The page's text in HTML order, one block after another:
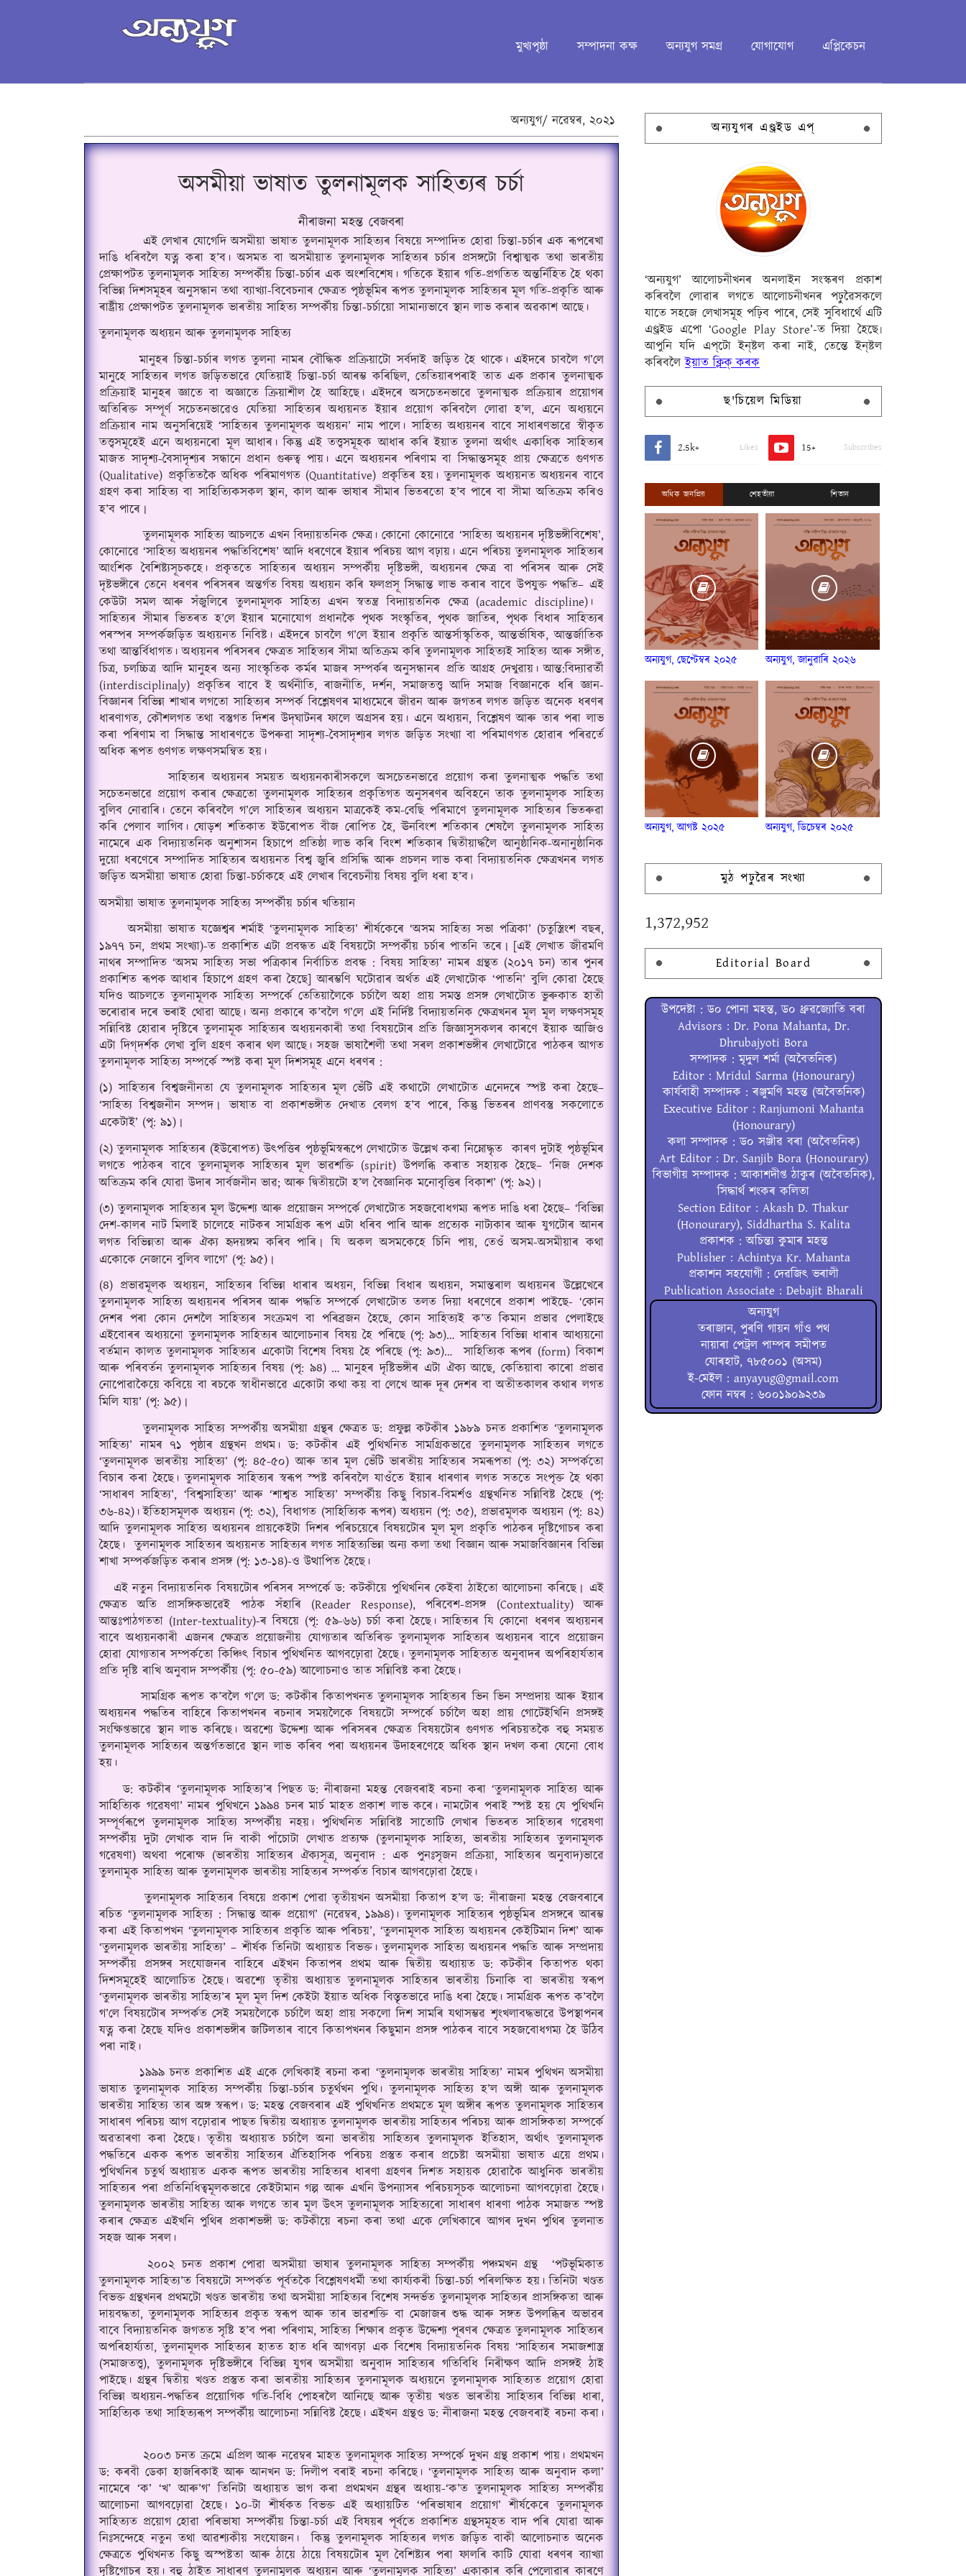
মুখ্যপৃষ্ঠা সম্পাদনা কক্ষ অন্যযুগ সমগ্ৰ যোগাযোগ এপ্লিকেচন
অন্যযুগ/নৱেম্বৰ,২০২১
অসমীয়া ভাষাত তুলনামূলক সাহিত্যৰ চর্চা
নীৰাজনা মহন্ত বেজবৰা
এই লেখাৰ যোগেদি অসমীয়া ভাষাত তুলনামূলক সাহিত্যৰ বিষয়ে সম্পাদিত হোৱা চিন্তা-চর্চাৰ এক ৰূপৰেখা
দাঙি ধৰিবলৈ যত্ন কৰা হ’ব। অসমত বা অসমীয়াত তুলনামূলক সাহিত্যৰ চর্চাৰ প্রসঙ্গটো বিশ্বাত্মক তথা ভাৰতীয়
প্রেক্ষাপটত তুলনামূলক সাহিত্য সম্পর্কীয় চিন্তা-চর্চাৰ এক অংশবিশেষ । গতিকে ইয়াৰ গতি-প্রগতিত অন্তর্নিহিত হৈ থকা
বিভিন্ন দিশসমূহৰ অনুসন্ধান তথা ব্যাখ্যা-বিবেচনাৰ ক্ষেত্ৰত পৃষ্ঠভূমিৰ ৰূপত তুলনামূলক সাহিত্যৰ মূল গতি-প্রকৃতি আৰু
ৰাষ্ট্ৰীয় প্রেক্ষাপটত তুলনামূলক ভাৰতীয় সাহিত্য সম্পর্কীয় চিন্তা-চর্চায়ো সামান্যভাবে স্থান লাভ কৰাৰ অৱকাশ আছে।
তুলনামূলক অধ্যয়ন আৰু তুলনামূলক সাহিত্য
মানুহৰ চিন্তা-চর্চাৰ লগত তুলনা নামৰ বৌদ্ধিক প্রক্ৰিয়াটো সর্বদাই জড়িত হৈ থাকে। এইদৰে চাবলৈ গ’লে
মানুহে সাহিত্যৰ লগত জড়িতভাৱে যেতিয়াই চিন্তা-চর্চা আৰম্ভ কৰিছিল, তেতিয়াৰপৰাই তাত এক প্ৰকাৰ তুলনাত্মক
প্রক্ৰিয়াই মানুহৰ জ্ঞাতে বা অজ্ঞাতে ক্ৰিয়াশীল হৈ আহিছে। এইদৰে অসচেতনভাৱে তুলনাত্মক প্রক্ৰিয়াৰ প্রয়োগৰ
অতিৰিক্ত সম্পূর্ণ সচেতনভাৱেও যেতিয়া সাহিত্যৰ অধ্যয়নত ইয়াৰ প্রয়োগ কৰিবলৈ লোৱা হ’ল, এনে অধ্যয়নে
প্রক্ৰিয়াৰ নাম অনুসৰিয়েই ‘সাহিত্যৰ তুলনামূলক অধ্যয়ন’ নাম পালে। সাহিত্য অধ্যয়নৰ বাবে সাধাৰণভাৱে স্বীকৃত
তত্ত্বসমূহেই এনে অধ্যয়নৰো মূল আধাৰ। কিন্তু এই তত্ত্বসমূহক আধাৰ কৰি ইয়াত তুলনা অর্থাৎ একাধিক সাহিত্যৰ
মাজত সাদৃশ্য-বৈসাদৃশ্যৰ সন্ধানে প্রধান গুৰুত্ব পায়। এনে অধ্যয়নৰ পৰিণাম বা সিদ্ধান্তসমূহ প্রায় ক্ষেত্ৰতে গুণগত
(Qualitative) প্রকৃতিতকৈ অধিক পৰিমাণগত (Quantitative) প্রকৃতিৰ হয়। তুলনামূলক অধ্যয়নত অধ্যয়নৰ বাবে
গ্রহণ কৰা সাহিত্য বা সাহিত্যিকসকল স্থান, কাল আৰু ভাষাৰ সীমাৰ ভিতৰতো হ’ব পাৰে বা সীমা অতিক্ৰম কৰিও
হ’ব পাৰে ।
তুলনামূলক সাহিত্য আচলতে এখন বিদ্যায়তনিক ক্ষেত্ৰ। কোনো কোনোৱে ‘সাহিত্য অধ্যয়নৰ দৃষ্টিভঙ্গীবিশেষ’,
কোনোৱে ‘সাহিত্য অধ্যয়নৰ পদ্ধতিবিশেষ’ আদি ধৰণেৰে ইয়াৰ পৰিচয় আগ বঢ়ায়। এনে পৰিচয় তুলনামূলক সাহিত্যৰ
আংশিক বৈশিষ্ট্যসূচকহে। প্রকৃততে সাহিত্যৰ অধ্যয়ন সম্পর্কীয় দৃষ্টিভঙ্গী, অধ্যয়নৰ ক্ষেত্ৰ বা পৰিসৰ আৰু সেই
দৃষ্টভঙ্গীৰে তেনে ধৰণৰ পৰিসৰৰ অন্তর্গত বিষয় অধ্যয়ন কৰি ফলপ্রসূ সিদ্ধান্ত লাভ কৰাৰ বাবে উপযুক্ত পদ্ধতি– এই
কেউটা সমল আৰু সঁজুলিৰে তুলনামূলক সাহিত্য এখন স্বতন্ত্ৰ বিদ্যায়তনিক ক্ষেত্ৰ (academic discipline)।
সাহিত্যৰ সীমাৰ ভিতৰত হ’লে ইয়াৰ মনোযোগ প্রধানকৈ পৃথক সংস্কৃতিৰ, পৃথক জাতিৰ, পৃথক বিধাৰ সাহিত্যৰ
পৰস্পৰ সম্পর্কজড়িত অধ্যয়নত নিবিষ্ট। এইদৰে চাবলৈ গ’লে ইয়াৰ প্রকৃতি আন্তর্সাস্কৃতিক, আন্তর্ভাষিক, আন্তর্জাতিক
তথা আন্তর্বিধাগত। অধ্যয়নৰ পৰিসৰৰ ক্ষেত্রত সাহিত্যৰ সীমা অতিক্রম কৰি তুলনামূলক সাহিত্যই সাহিত্য আৰু সঙ্গীত,
চিত্ৰ, চলচ্চিত্ৰ আদি মানুহৰ অন্য সাংস্কৃতিক কর্মৰ মাজৰ সম্পর্কৰ অনুসন্ধানৰ প্রতি আগ্ৰহ দেখুৱায়। আন্ত:বিদ্যাৱর্তী
(interdisciplina|y) প্রকৃতিৰ বাবে ই অর্থনীতি, ৰাজনীতি, দর্শন, সমাজতত্ত্ব আদি সমাজ বিজ্ঞানকে ধৰি জ্ঞান-
বিজ্ঞানৰ বিভিন্ন শাখাৰ লগতো সাহিত্যৰ সম্পর্ক বিশ্লেষণৰ মাধ্যমেৰে জীৱন আৰু জগতৰ লগত জড়িত অনেক ধৰণৰ
ধাৰণাগত, কৌশলগত তথা বস্তুগত দিশৰ উদ্‌ঘাটনৰ ফালে অগ্রসৰ হয়। এনে অধ্যয়ন, বিশ্লেষণ আৰু তাৰ পৰা লাভ
কৰা পৰিণাম বা সিদ্ধান্ত সাধাৰণতে উপৰুৱা সাদৃশ্য-বৈসাদৃশ্যৰ লগত জড়িত সংখ্যা বা পৰিমাণগত হোৱাৰ পৰিৱর্তে
অধিক ৰূপত গুণগত লক্ষণসমন্বিত হয় ।
সাহিত্যৰ অধ্যয়নৰ সময়ত অধ্যয়নকাৰীসকলে অসচেতনভাৱে প্রয়োগ কৰা তুলনাত্মক পদ্ধতি তথা
সচেতনভাৱে প্রয়োগ কৰাৰ ক্ষেত্ৰতো তুলনামূলক সাহিত্যৰ প্রকৃতিগত অনুসৰণৰ অবিহনে তাক তুলনামূলক সাহিত্য
বুলিব নোৱাৰি। তেনে কৰিবলৈ গ’লে সাহিত্যৰ অধ্যয়ন মাত্ৰকেই কম-বেছি পৰিমাণে তুলনামূলক সাহিত্যৰ ভিতৰুৱা
কৰি পেলাব লাগিব। ষোড়শ শতিকাত ইউৰোপত বীজ ৰোপিত হৈ, ঊনবিংশ শতিকাৰ শেষলৈ তুলনামূলক সাহিত্য
নামেৰে এক বিদ্যায়তনিক অনুশাসন হিচাপে প্রতিষ্ঠা লাভ কৰি বিংশ শতিকাৰ দ্বিতীয়ার্দ্ধলৈ আনুষ্ঠানিক-অনানুষ্ঠানিক
দুয়ো ধৰণেৰে সম্পাদিত সাহিত্যৰ অধ্যয়নত বিশ্ব জুৰি প্রসিদ্ধি আৰু প্রচলন লাভ কৰা বিদ্যায়তনিক ক্ষেত্ৰখনৰ লগত
জড়িত অসমীয়া ভাষাত হোৱা চিন্তা-চর্চাকহে এই লেখাৰ বিবেচনীয় বিষয় বুলি ধৰা হ’ব ।
অসমীয়া ভাষাত তুলনামূলক সাহিত্য সম্পর্কীয় চর্চাৰ খতিয়ান
অসমীয়া ভাষাত যজ্ঞেশ্বৰ শর্মাই ‘তুলনামূলক সাহিত্য’ শীর্ষকেৰে ‘অসম সাহিত্য সভা পত্ৰিকা’ (চতুস্ত্ৰিংশ বছৰ,
১৯৭৭ চন, প্রথম সংখ্যা)-ত প্রকাশিত এটা প্রবন্ধত এই বিষয়টো সম্পর্কীয় চর্চাৰ পাতনি তৰে। [এই লেখাত জীৱমণি
নাথৰ সম্পাদিত ‘অসম সাহিত্য সভা পত্ৰিকাৰ নির্বাচিত প্রবন্ধ : বিষয় সাহিত্য’ নামৰ গ্ৰন্থত (২০১৭ চন) তাৰ পুনৰ
প্রকাশিত ৰূপক আধাৰ হিচাপে গ্রহণ কৰা হৈছে] আৰম্ভণি ঘটোৱাৰ অর্থত এই লেখাটোক ‘পাতনি’ বুলি কোৱা হৈছে
যদিও আচলতে তুলনামূলক সাহিত্য সম্পর্কে তেতিয়ালৈকে চর্চালৈ অহা প্রায় সমস্ত প্রসঙ্গ লেখাটোত ভুৰুকাত হাতী
ভৰোৱাৰ দৰে ভৰাই থোৱা আছে। অন্য প্রকাৰে ক’বলৈ গ’লে এই নির্দিষ্ট বিদ্যায়তনিক ক্ষেত্ৰখনৰ মূল মূল লক্ষণসমূহ
সন্নিবিষ্ট হোৱাৰ দৃষ্টিৰে তুলনামূক সাহিত্যৰ অধ্যয়নকাৰী তথা বিষয়টোৰ প্রতি জিজ্ঞাসুসকলৰ কাৰণে ইয়াক আজিও
এটা দিগ্‌দর্শক লেখা বুলি গ্ৰহণ কৰাৰ থল আছে। সহজ ভাষাশৈলী তথা সৰল প্রকাশভঙ্গীৰ লেখাটোৱে পাঠকৰ আগত
তুলনামূলক সাহিত্য সম্পর্কে স্পষ্ট কৰা মূল দিশসমূহ এনে ধৰণৰ :
(১) সাহিত্যৰ বিশ্বজনীনতা যে তুলনামূলক সাহিত্যৰ মূল ভেঁটি এই কথাটো লেখাটোত এনেদৰে স্পষ্ট কৰা হৈছে–
‘সাহিত্য বিশ্বজনীন সম্পদ ।
ভাষাত বা প্রকাশভঙ্গীত দেখাত বেলগ হ’ব পাৰে, কিন্তু ভিতৰৰ প্রাণবস্তু সকলোতে
একেটাই’ (পৃ: ৯১) ।
(২) তুলনামূলক সাহিত্যৰ (ইউৰোপত) উৎপত্তিৰ পৃষ্ঠভূমিস্বৰূপে লেখাটোত উল্লেখ কৰা নিম্নোদ্ধৃত  কাৰণ দুটাই পৃষ্ঠভূমিৰ
লগতে পাঠকৰ বাবে তুলনামূলক সাহিত্যৰ মূল ভাৱশক্তি (spirit) উপলব্ধি কৰাত সহায়ক হৈছে– ‘নিজ দেশক
অতিক্ৰম কৰি যোৱা উদাৰ সার্বজনীন ভাৱ; আৰু দ্বিতীয়টো হ’ল বৈজ্ঞানিক মনোবৃত্তিৰ বিকাশ’ (পৃ: ৯২) ।
(৩) তুলনামূলক সাহিত্যৰ মূল উদ্দেশ্য আৰু প্রয়োজন সম্পর্কে লেখাটোত সহজবোধগম্য ৰূপত দাঙি ধৰা হৈছে– ‘বিভিন্ন
দেশ-কালৰ নাট মিলাই চালেহে নাটকৰ সামগ্ৰিক ৰূপ এটা ধৰিব পাৰি আৰু প্রত্যেক নাট্যকাৰ আৰু যুগটোৰ আনৰ
লগত বিভিন্নতা আৰু ঐক্য হৃদয়ঙ্গম কৰিব পাৰি ।
যি অকল অসমকেহে চিনি পায়, তেওঁ অসম-অসমীয়াৰ কথা
একোকে নেজানে বুলিব লাগে’ (পৃ: ৯৫) ।
(৪) প্রভাৱমূলক অধ্যয়ন, সাহিত্যৰ বিভিন্ন ধাৰাৰ অধয়ন, বিভিন্ন বিধাৰ অধ্যয়ন, সমান্তৰাল অধ্যয়নৰ উল্লেখেৰে
তুলনামূলক সাহিত্য অধ্যয়নৰ পৰিসৰ আৰু পদ্ধতি সম্পর্কে লেখাটোত তলত দিয়া ধৰণেৰে প্রকাশ পাইছে- ‘কোন
দেশৰ পৰা কোন দেশলৈ সাহিত্যৰ সংক্ৰমণ বা পৰিব্ৰজন হৈছে, কোন সাহিত্যই ক’ত কিমান প্রভাৱ পেলাইছে
এইবোৰৰ অধ্যয়নো তুলনামূলক সাহিত্যৰ আলোচনাৰ বিষয় হৈ পৰিছে (পৃ: ৯৩)… সাহিত্যৰ বিভিন্ন ধাৰাৰ আধ্যয়নো
বর্তমান কালত তুলনামূলক সাহিত্যৰ একোটা বিশেষ বিষয় হৈ পৰিছে (পৃ: ৯৩)…  সাহিত্যিক ৰূপৰ (form) বিকাশ
আৰু পৰিবর্তন তুলনামূলক সাহিত্যৰ বিষয় (পৃ: ৯৪) … মানুহৰ দৃষ্টিভঙ্গীৰ এটা ঐক্য আছে, কেতিয়াবা কাৰো প্রভাৱ
নোপোৱাকৈয়ে কবিয়ে বা ৰচকে স্বাধীনভাৱে একোটা কথা কয় বা লেখে আৰু দূৰ দেশৰ বা অতীতকালৰ কথাৰ লগত
মিলি যায়’ (পৃ: ৯৫) ।
তুলনামূলক সাহিত্য সম্পর্কীয় অসমীয়া গ্রন্থৰ ক্ষেত্রত ড: প্রফুল্ল কটকীৰ ১৯৮৯ চনত প্রকাশিত ‘তুলনামূলক
সাহিত্য’ নামৰ ৭১ পৃষ্ঠাৰ গ্ৰন্থখন প্রথম। ড: কটকীৰ এই পুথিখনিত সামগ্ৰিকভাৱে তুলনামূলক সাহিত্যৰ লগতে
‘তুলনামূলক ভাৰতীয় সাহিত্য’ (পৃ: ৪৫-৫০) আৰু তাৰ মূল ভেঁটি ভাৰতীয় সাহিত্যৰ সমৰূপতা (পৃ: ৩২) সম্পর্কতো
বিচাৰ কৰা হৈছে। তুলনামূলক সাহিত্যৰ স্বৰূপ স্পষ্ট কৰিবলৈ যাওঁতে ইয়াৰ ধাৰণাৰ লগত সততে সংপৃক্ত হৈ থকা
‘সাধাৰণ সাহিত্য’, ‘বিশ্বসাহিত্য’ আৰু ‘শাশ্বত সাহিত্য’ সম্পর্কীয় কিছু বিচাৰ-বিমর্শও গ্ৰন্থখনিত সন্নিবিষ্ট হৈছে (পৃ:
৩৬-৪২) ।ইতিহাসমূলক অধ্যয়ন (পৃ: ৩২), বিধাগত (সাহিত্যিক ৰূপৰ) অধ্যয়ন (পৃ: ৩৫), প্রভাৱমূলক অধ্যয়ন (পৃ: ৪২)
আদি তুলনামূলক সাহিত্য অধ্যয়নৰ প্রায়কেইটা দিশৰ পৰিচয়েৰে বিষয়টোৰ মূল মূল প্রকৃতি পাঠকৰ দৃষ্টিগোচৰ কৰা
হৈছে।  তুলনামূলক সাহিত্যৰ অধ্যয়নত সাহিত্যৰ লগত সাহিত্যভিন্ন অন্য কলা তথা বিজ্ঞান আৰু সমাজবিজ্ঞানৰ বিভিন্ন
শাখা সম্পর্কজড়িত কৰাৰ প্রসঙ্গ (পৃ: ১৩-১৪)-ও উত্থাপিত হৈছে।
এই নতুন বিদ্যায়তনিক বিষয়টোৰ পৰিসৰ সম্পর্কে ড: কটকীয়ে পুথিখনিৰ কেইবা ঠাইতো আলোচনা কৰিছে । এই
ক্ষেত্ৰত অতি প্রাসঙ্গিকভাৱেই পাঠক সঁহাৰি (Reader Response), পৰিবেশ-প্রসঙ্গ (Contextuality) আৰু
আন্তঃপাঠগততা (Inter-textuality)-ৰ বিষয়ে (পৃ: ৫৯-৬৬) চর্চা কৰা হৈছে। সাহিত্যৰ যি কোনো ধৰণৰ অধ্যয়নৰ
বাবে অধ্যয়নকাৰী এজনৰ ক্ষেত্ৰত প্রয়োজনীয় যোগ্যতাৰ অতিৰিক্ত তুলনামূলক সাহিত্যৰ অধ্যয়নৰ বাবে প্রয়োজন
হোৱা যোগ্যতাৰ সম্পর্কতো কিঞ্চিৎ বিচাৰ পুথিখনিত আগবঢ়োৱা হৈছে। তুলনামূলক সাহিত্যত অনুবাদৰ অপৰিহার্যতাৰ
প্রতি দৃষ্টি ৰাখি অনুবাদ সম্পর্কীয় (পৃ: ৫০-৫৯) আলোচনাও তাত সন্নিবিষ্ট কৰা হৈছে।
সামগ্ৰিক ৰূপত ক’বলৈ গ’লে ড: কটকীৰ কিতাপখনত তুলনামূলক সাহিত্যৰ ভিন ভিন সম্প্রদায় আৰু ইয়াৰ
অধ্যয়নৰ পদ্ধতিৰ বাহিৰে কিতাপখনৰ ৰচনাৰ সময়লৈকে বিষয়টো সম্পর্কে চর্চালৈ অহা প্রায় গোটেইখিনি প্রসঙ্গই
সংক্ষিপ্তভাৱে স্থান লাভ কৰিছে। অৱশ্যে উদ্দেশ্য আৰু পৰিসৰৰ ক্ষেত্ৰত বিষয়টোৰ গুণগত পৰিচয়তকৈ বহু সময়ত
তুলনামূলক সাহিত্যৰ অন্তর্গতভাৱে স্থান লাভ কৰিব পৰা অধ্যয়নৰ উদাহৰণেহে অধিক স্থান দখল কৰা যেনো বোধ
হয় ।
ড: কটকীৰ ‘তুলনামূলক সাহিত্য’ৰ পিছত ড: নীৰাজনা মহন্ত বেজবৰাই ৰচনা কৰা ‘তুলনামূলক সাহিত্য আৰু
সাহিত্যিক গৱেষণা’ নামৰ পুথিখনে ১৯৯৪ চনৰ মার্চ মাহত প্রকাশ লাভ কৰে । নামটোৰ পৰাই স্পষ্ট হয় যে পুথিখনি
সম্পূর্ণৰূপে তুলনামূলক সাহিত্য সম্পর্কীয় নহয় । পুথিখনিত সন্নিবিষ্ট সাতোটি লেখাৰ ভিতৰত সাহিত্যৰ গৱেষণা
সম্পর্কীয় দুটা লেখাক বাদ দি বাকী পাঁচোটা লেখাত প্রত্যক্ষ (তুলনামূলক সাহিত্য, ভাৰতীয় সাহিত্যৰ তুলনামূলক
গৱেষণা) অথবা পৰোক্ষ (ভাৰতীয় সাহিত্যৰ ঐক্যসূত্ৰ, অনুবাদ : এক পুনঃসৃজন প্রক্ৰিয়া, সাহিত্যৰ অনুবাদ)ভাৱে
তুলনামূক সাহিত্য আৰু তুলনামূলক ভাৰতীয় সাহিত্যৰ সম্পর্কত বিচাৰ আগবঢ়োৱা হৈছে।
তুলনামূলক সাহিত্যৰ বিষয়ে প্রকাশ পোৱা তৃতীয়খন অসমীয়া কিতাপ হ’ল ড: নীৰাজনা মহন্ত বেজবৰাৰে
ৰচিত ‘তুলনামূলক সাহিত্য : সিদ্ধান্ত আৰু প্রয়োগ’ (নৱেম্বৰ, ১৯৯৪) । তুলনামূলক সাহিত্যৰ পৃষ্ঠভূমিৰ প্রসঙ্গৰে আৰম্ভ
কৰা এই কিতাপখন ‘তুলনামূলক সাহিত্যৰ প্রকৃতি আৰু পৰিচয়’, ‘তুলনামূলক সাহিত্য অধ্যয়নৰ কেইটিমান দিশ’ আৰু
‘তুলনামূলক ভাৰতীয় সাহিত্য’ – শীর্ষক তিনিটা অধ্যায়ত বিভক্ত। তুলনামূলক সাহিত্য অধ্যয়নৰ পদ্ধতি আৰু সম্প্রদায়
সম্পর্কীয় প্রসঙ্গৰ সংযোজনৰ বাহিৰে এইখন কিতাপৰ প্রথম আৰু দ্বিতীয় অধ্যায়ত ড: কটকীৰ কিতাপত থকা
দিশসমূহেই আলোচিত হৈছে। অৱশ্যে তৃতীয় অধ্যায়ত তুলনামূলক সাহিত্যৰ ভাৰতীয় চিনাকি বা ভাৰতীয় স্বৰূপ
‘তুলনামূলক ভাৰতীয় সাহিত্য’ৰ মূল মূল দিশ কেইটা ইয়াত অধিক বিস্তৃতভাৱে দাঙি ধৰা হৈছে। সামগ্ৰিক ৰূপত ক’বলৈ
গ’লে বিষয়টোৰ সম্পর্কত সেই সময়লৈকে চর্চালৈ অহা প্রায় সকলো দিশ সামৰি যথাসম্ভৱ শৃংখলাবদ্ধভাৱে উপস্থাপনৰ
যত্ন কৰা হৈছে যদিও প্রকাশভঙ্গীৰ জটিলতাৰ বাবে কিতাপখনৰ কিছুমান প্রসঙ্গ পাঠকৰ বাবে সহজবোধগম্য হৈ উঠিব
পৰা নাই ।
১৯৯৯ চনত প্রকাশিত এই একে লেখিকাই ৰচনা কৰা ‘তুলনামূলক ভাৰতীয় সাহিত্য’ নামৰ পুথিখন অসমীয়া
ভাষাত তুলনামূলক সাহিত্য সম্পর্কীয় চিন্তা-চর্চাৰ চতুর্থখন পুথি। তুলনামূলক সাহিত্য হ’ল অঙ্গী আৰু তুলনামূলক
ভাৰতীয় সাহিত্য তাৰ অঙ্গ স্বৰূপ। ড: মহন্ত বেজবৰাৰ এই পুথিখনিত প্রথমতে মূল অঙ্গীৰ ৰূপত তুলনামূলক সাহিত্যৰ
সাধাৰণ পৰিচয় আগ বঢ়োৱাৰ পাছত দ্বিতীয় অধ্যায়ত তুলনামূলক ভাৰতীয় সাহিত্যৰ পৰিচয় আৰু প্রাসঙ্গিকতা সম্পর্কে
অৱতাৰণা কৰা হৈছে। তৃতীয় অধ্যায়ত চর্চালৈ অনা ভাৰতীয় সাহিত্যৰ তুলনামূলক ইতিহাস, অর্থাৎ তুলনামূলক
পদ্ধতিৰে একক ৰূপত ভাৰতীয় সাহিত্যৰ ঐতিহাসিক পৰিচয় প্রস্তুত কৰাৰ প্রচেষ্টা অসমীয়া ভাষাত এয়ে প্রথম।
পুথিখনিৰ চতুর্থ অধ্যায়ত একক ৰূপত ভাৰতীয় সাহিত্যৰ ধাৰণা গ্ৰহণৰ দিশত সহায়ক হোৱাকৈ আধুনিক ভাৰতীয়
সাহিত্যৰ পৰা প্রতিনিধিত্বমূলকভাৱে কেইটামান গল্প আৰু এখনি উপন্যাসৰ পৰিচয়সূচক আলোচনা আগবঢ়োৱা হৈছে।
তুলনামূলক ভাৰতীয় সাহিত্য আৰু লগতে তাৰ মূল উৎস তুলনামূলক সাহিত্যৰো সাধাৰণ ধাৰণা পাঠক সমাজত স্পষ্ট
কৰাৰ ক্ষেত্ৰত এইখনি পুথিৰ প্রকাশভঙ্গী ড: কটকীয়ে ৰচনা কৰা তথা একে লেখিকাৰে আগৰ দুখন পুথিৰ তুলনাত
সহজ আৰু সৰল ।
২০০২ চনত প্রকাশ পোৱা অসমীয়া ভাষাৰ তুলনামূলক সাহিত্য সম্পর্কীয় পঞ্চমখন গ্ৰন্থ  ‘পটভূমিকাত
তুলনামূলক সাহিত্য’ত বিষয়টো সম্পর্কত পূর্বতকৈ বিশ্লেষণধর্মী তথা কার্য্যকৰী চিন্তা-চর্চা পৰিলক্ষিত হয়। তিনিটা খণ্ডত
বিভক্ত গ্ৰন্থখনৰ প্রথমটো খণ্ডত ভাৰতীয় তথা অসমীয়া সাহিত্যৰ বিশেষ সন্দর্ভত তুলনামূলক সাহিত্যৰ প্রাসঙ্গিকতা আৰু
দায়বদ্ধতা, তুলনামূলক সাহিত্যৰ প্রকৃত স্বৰূপ আৰু তাৰ ভাৱশক্তি বা মেজাজৰ শুদ্ধ আৰু সঙ্গত উপলব্ধিৰ অভাৱৰ
বাবে বিদ্যায়তনিক জগতত সৃষ্টি হ’ব পৰা পৰিণাম, সাহিত্য শিক্ষাৰ প্রকৃত উদ্দেশ্য পূৰণৰ ক্ষেত্ৰত তুলনামূলক সাহিত্যৰ
অপৰিহার্য্যতা, তুলনামূলক সাহিত্যৰ হাতত হাত ধৰি আগবঢ়া এক বিশেষ বিদ্যায়তনিক বিষয় ‘সাহিত্যৰ সমাজশাস্ত্ৰ
(সমাজতত্ত্ব), তুলনামূলক দৃষ্টিভঙ্গীৰে বিভিন্ন যুগৰ অসমীয়া অনুবাদ সাহিত্যৰ গতিবিধি নিৰীক্ষণ আদি প্রসঙ্গই ঠাই
পাইছে। গ্ৰন্থৰ দ্বিতীয় খণ্ডত প্রস্তুত কৰা ভাৰতীয় সাহিত্যৰ তুলনামূলক অধ্যয়নে তুলনামূলক সাহিত্যত প্রয়োগ হোৱা
বিভিন্ন অধ্যয়ন-পদ্ধতিৰ প্রয়োগিক গতি-বিধি পোহৰলৈ আনিছে আৰু তৃতীয় খণ্ডত ভাৰতীয় সাহিত্যৰ বিভিন্ন ধাৰা,
সাহিত্যিক তথা সাহিত্যৰূপ সম্পর্কীয় আলোচনা সন্নিবিষ্ট হৈছে। এইখন গ্ৰন্থও ড: নীৰাজনা মহন্ত বেজবৰাই ৰচনা কৰা।
২০০৩ চনত ক্ৰমে এপ্ৰিল আৰু নৱেম্বৰ মাহত তুলনামূলক সাহিত্য সম্পর্কে দুখন গ্ৰন্থ প্রকাশ পায়। প্রথমখন
ড: কৰবী ডেকা হাজৰিকাই আৰু আনখন ড: দিলীপ বৰাই ৰচনা কৰিছে। ‘তুলনামূলক সাহিত্য আৰু অনুবাদ কলা’
নামেৰে ‘ক’ ‘খ’ আৰু’গ’ তিনিটা অধ্যায়ত ভাগ কৰা প্রথমখন গ্ৰন্থৰ অধ্যায়-‘ক’ত তুলনামূলক সাহিত্য সম্পর্কীয়
আলোচনা আগবঢ়োৱা হৈছে। ১০-টা শীর্ষকত বিভক্ত এই অধ্যায়টিত ‘পৰিভাষাৰ প্রয়োগ’ শীর্ষকেৰে তুলনামূলক
সাহিত্যত প্রয়োগ হোৱা পৰিভাষা সম্পর্কীয় চিন্তা-চর্চা এই বিষয়ৰ পূর্বতে প্রকাশিত গ্ৰন্থসমূহত বাদ পৰি যোৱা আৰু
নিঃসন্দেহে নতুন তথা আৱশ্যকীয় সংযোজন।  কিন্তু তুলনামূলক সাহিত্যৰ লগত জড়িত বাকী আলোচনাত অনেক
ক্ষেত্ৰতে পুথিখনত কিছু অস্পষ্টতা আৰু ঠায়ে ঠায়ে বিষয়টোৰ মূল বৈশিষ্ট্যৰ পৰা ফালৰি কাটি যোৱা ধৰণৰ ব্যাখ্যা
দৃষ্টিগোচৰ হয়। বহু ঠাইত সাধাৰণ তুলনামূলক অধ্যয়ন আৰু ‘তুলনামূলক সাহিত্য’ একাকাৰ কৰি পেলোৱাৰ কাৰণে
অন্যযুগৰ এণ্ড্ৰইড এপ্
‘অন্যযুগ’ আলোচনীখনৰ অনলাইন সংস্কৰণ প্ৰকাশ
কৰিবলৈ লোৱাৰ লগতে আলোচনীখনৰ পঢ়ুৱৈসকলে
যাতে সহজে লেখাসমূহ পঢ়িব পাৰে, সেই সুবিধাৰ্থে এটি
এণ্ড্ৰইড এপো ‘Google Play Store’-ত দিয়া হৈছে৷
আপুনি যদি এপ্‌টো ইন্‌ষ্টল কৰা নাই, তেন্তে ইন্‌ষ্টল
কৰিবলৈইয়াত ক্লিক্ কৰক
ছ'চিয়েল মিডিয়া
2.5k+ Likes 15+ Subscribes
অধিক জনপ্ৰিয় শেহতীয়া শিতান
অন্যযুগ, ছেপ্টেম্বৰ ২০২৫ অন্যযুগ, জানুৱাৰি ২০২৬
অন্যযুগ, আগষ্ট ২০২৫ অন্যযুগ, ডিচেম্বৰ ২০২৫
মুঠ পঢ়ুৱৈৰ সংখ্যা
1,372,952
Editorial Board
উপদেষ্টা : ড০ পোনা মহন্ত, ড০ ধ্ৰুৱজ্যোতি বৰা
Advisors : Dr. Pona Mahanta, Dr.
Dhrubajyoti Bora
সম্পাদক : মৃদুল শৰ্মা (অবৈতনিক)
Editor : Mridul Sarma (Honourary)
কাৰ্যবাহী সম্পাদক : ৰঞ্জুমণি মহন্ত (অবৈতনিক)
Executive Editor : Ranjumoni Mahanta
(Honourary)
কলা সম্পাদক : ড০ সঞ্জীৱ বৰা (অবৈতনিক)
Art Editor : Dr. Sanjib Bora (Honourary)
বিভাগীয় সম্পাদক : আকাশদীপ্ত ঠাকুৰ (অবৈতনিক),
সিদ্ধাৰ্থ শংকৰ কলিতা
Section Editor : Akash D. Thakur
(Honourary), Siddhartha S. Kalita
প্ৰকাশক : অচিন্ত্য কুমাৰ মহন্ত
Publisher : Achintya Kr. Mahanta
প্ৰকাশন সহযোগী : দেৱজিৎ ভৰালী
Publication Associate : Debajit Bharali
অন্যযুগ
তৰাজান, পুৰণি গায়ন গাঁও পথ
নায়াৰা পেট্ৰল পাম্পৰ সমীপত
যোৰহাট, ৭৮৫০০১ (অসম)
ই-মেইল : anyayug@gmail.com
ফোন নম্বৰ : ৬০০১৯০৯২৩৯